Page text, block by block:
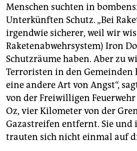
Menschen suchten in
Unterkünften Schutz. „Bei
irgendwie sicherer, weil wir
Raketenabwehrsystem) Iron
Schutzräume haben. Aber zu
Terroristen in den
eine andere Art von Angst“,
von der Freiwilligen
Oz, vier Kilometer von der
Gazastreifen entfernt. Sie
trauten sich nicht einmal auf